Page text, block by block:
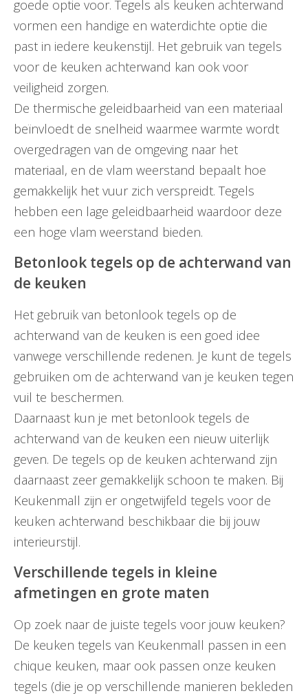
goede optie voor. Tegels als keuken achterwand
vormen een handige en waterdichte optie die
past in iedere keukenstijl. Het gebruik van tegels
voor de keuken achterwand kan ook voor
veiligheid zorgen.
De thermische geleidbaarheid van een materiaal
beïnvloedt de snelheid waarmee warmte wordt
overgedragen van de omgeving naar het
materiaal, en de vlam weerstand bepaalt hoe
gemakkelijk het vuur zich verspreidt. Tegels
hebben een lage geleidbaarheid waardoor deze
een hoge vlam weerstand bieden.
Betonlook tegels op de achterwand van
de keuken
Het gebruik van betonlook tegels op de
achterwand van de keuken is een goed idee
vanwege verschillende redenen. Je kunt de tegels
gebruiken om de achterwand van je keuken tegen
vuil te beschermen.
Daarnaast kun je met betonlook tegels de
achterwand van de keuken een nieuw uiterlijk
geven. De tegels op de keuken achterwand zijn
daarnaast zeer gemakkelijk schoon te maken. Bij
Keukenmall zijn er ongetwijfeld tegels voor de
keuken achterwand beschikbaar die bij jouw
interieurstijl.
Verschillende tegels in kleine
afmetingen en grote maten
Op zoek naar de juiste tegels voor jouw keuken?
De keuken tegels van Keukenmall passen in een
chique keuken, maar ook passen onze keuken
tegels (die je op verschillende manieren bekleden